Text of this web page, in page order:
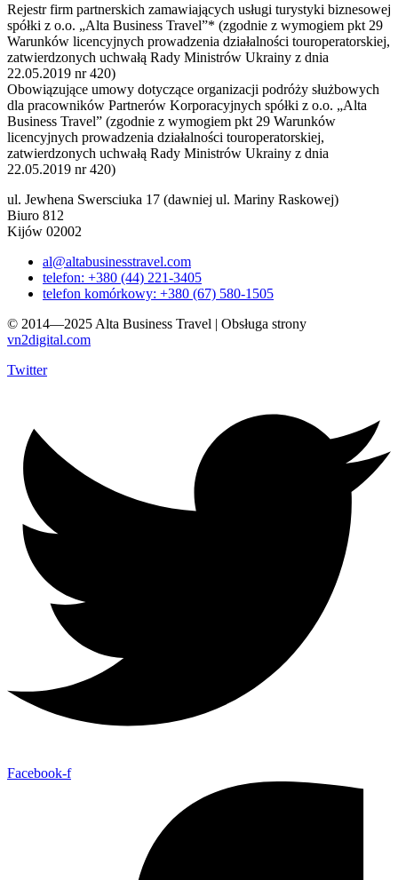
Rejestr firm partnerskich zamawiających usługi turystyki biznesowej
spółki z o.o. „Alta Business Travel”* (zgodnie z wymogiem pkt 29
Warunków licencyjnych prowadzenia działalności touroperatorskiej,
zatwierdzonych uchwałą Rady Ministrów Ukrainy z dnia
22.05.2019 nr 420)
Obowiązujące umowy dotyczące organizacji podróży służbowych
dla pracowników Partnerów Korporacyjnych spółki z o.o. „Alta
Business Travel” (zgodnie z wymogiem pkt 29 Warunków
licencyjnych prowadzenia działalności touroperatorskiej,
zatwierdzonych uchwałą Rady Ministrów Ukrainy z dnia
22.05.2019 nr 420)
ul. Jewhena Swersciuka 17 (dawniej ul. Mariny Raskowej)
Biuro 812
Kijów 02002
al@altabusinesstravel.com
telefon: +380 (44) 221-3405
telefon komórkowy: +380 (67) 580-1505
© 2014—2025 Alta Business Travel | Obsługa strony
vn2digital.com
Twitter
Facebook-f